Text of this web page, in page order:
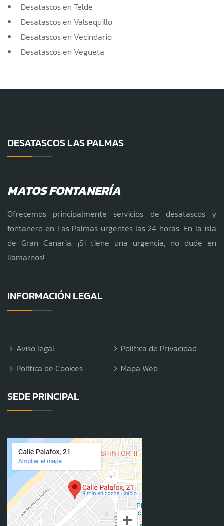
Desatascos en Telde
Desatascos en Valsequillo
Desatascos en Vecindario
Desatascos en Vegueta
DESATASCOS LAS PALMAS
MATOS FONTANERÍA
Ofrecemos principalmente servicios de desatascos y
fontanero en Las Palmas urgentes las 24 horas. En la isla
de Gran Canaria. ¡Si tiene una urgencia, no dude en
llamarnos!
INFORMACIÓN LEGAL
Aviso legal
Política de Privacidad
Política de Cookies
Mapa Web
SEDE PRINCIPAL